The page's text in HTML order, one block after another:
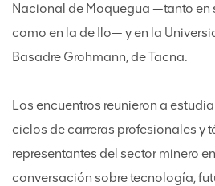
Nacional de Moquegua —tanto en
como en la de Ilo— y en la
Basadre Grohmann, de Tacna.
Los encuentros reunieron a
ciclos de carreras profesionales y
representantes del sector minero
conversación sobre tecnología,